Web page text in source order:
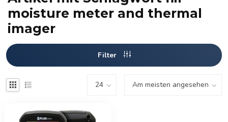
moisture meter and thermal
imager
Filter